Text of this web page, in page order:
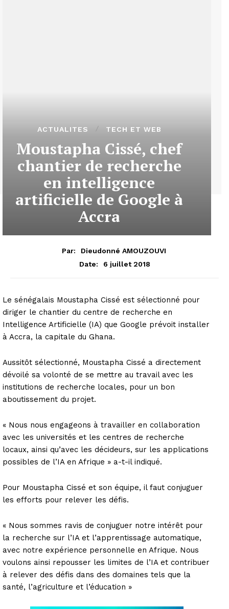
ACTUALITES TECH ET WEB
Moustapha Cissé, chef
chantier de recherche
en intelligence
artificielle de Google à
Accra
Par:
Dieudonné AMOUZOUVI
Date:
6 juillet 2018
Le sénégalais Moustapha Cissé est sélectionné pour
diriger le chantier du centre de recherche en
Intelligence Artificielle (IA) que Google prévoit installer
à Accra, la capitale du Ghana.
Aussitôt sélectionné, Moustapha Cissé a directement
dévoilé sa volonté de se mettre au travail avec les
institutions de recherche locales, pour un bon
aboutissement du projet.
« Nous nous engageons à travailler en collaboration
avec les universités et les centres de recherche
locaux, ainsi qu’avec les décideurs, sur les applications
possibles de l’IA en Afrique » a-t-il indiqué.
Pour Moustapha Cissé et son équipe, il faut conjuguer
les efforts pour relever les défis.
« Nous sommes ravis de conjuguer notre intérêt pour
la recherche sur l’IA et l’apprentissage automatique,
avec notre expérience personnelle en Afrique. Nous
voulons ainsi repousser les limites de l’IA et contribuer
à relever des défis dans des domaines tels que la
santé, l’agriculture et l’éducation »